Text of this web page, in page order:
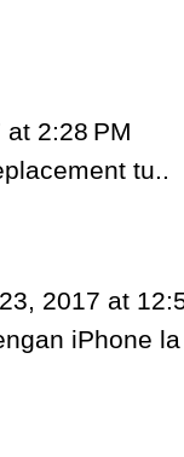
2:28 PM
tu..
2017 at
iPhone